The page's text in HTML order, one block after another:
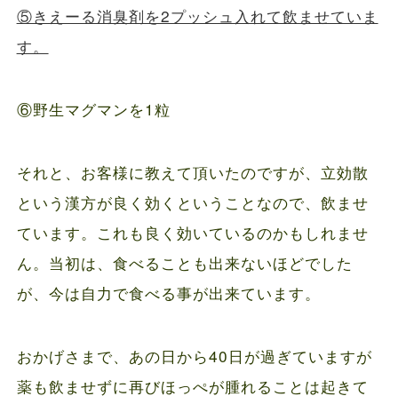
⑤きえーる消臭剤を2プッシュ入れて飲ませていま
す。
⑥野生マグマンを1粒
それと、お客様に教えて頂いたのですが、立効散
という漢方が良く効くということなので、飲ませ
ています。これも良く効いているのかもしれませ
ん。当初は、食べることも出来ないほどでした
が、今は自力で食べる事が出来ています。
おかげさまで、あの日から40日が過ぎていますが
薬も飲ませずに再びほっぺが腫れることは起きて